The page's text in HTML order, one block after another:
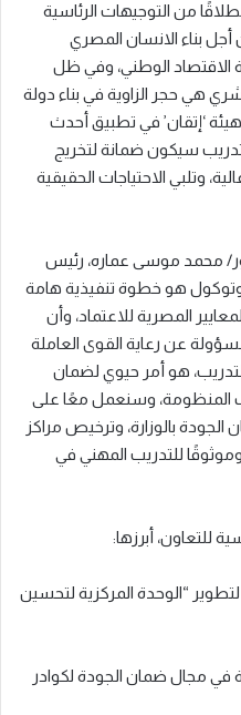
من التوجيهات الرئاسية
بناء الانسان المصري
الاقتصاد الوطني، وفي ظل
هي حجر الزاوية في بناء دولة
‘إتقان’ في تطبيق أحدث
سيكون ضمانة لتخريج
وتلبي الاحتياجات الحقيقية
محمد موسى عماره، رئيس
هو خطوة تنفيذية هامة
المصرية للاعتماد، وأن
عن رعاية القوى العاملة
هو أمر حيوي لضمان
المنظومة، وسنعمل معًا على
بالوزارة، وترخيص مراكز
للتدريب المهني في
للتعاون، أبرزها:
“الوحدة المركزية لتحسين
في مجال ضمان الجودة لكوادر